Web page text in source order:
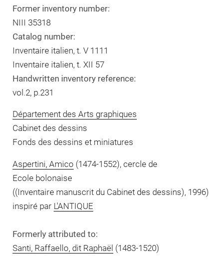
Former inventory number:
NIII 35318
Catalog number:
Inventaire italien, t. V 1111
Inventaire italien, t. XII 57
Handwritten inventory reference:
vol.2, p.231
Département des Arts graphiques
Cabinet des dessins
Fonds des dessins et miniatures
Aspertini, Amico (1474-1552), cercle de
Ecole bolonaise
((Inventaire manuscrit du Cabinet des dessins), 1996)
inspiré par L'ANTIQUE
Formerly attributed to:
Santi, Raffaello, dit Raphaël (1483-1520)